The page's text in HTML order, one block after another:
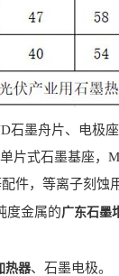
墨舟片、电极座
式石墨基座，
件，等离子刻蚀
度金属的广东石墨
热器、石墨电极。